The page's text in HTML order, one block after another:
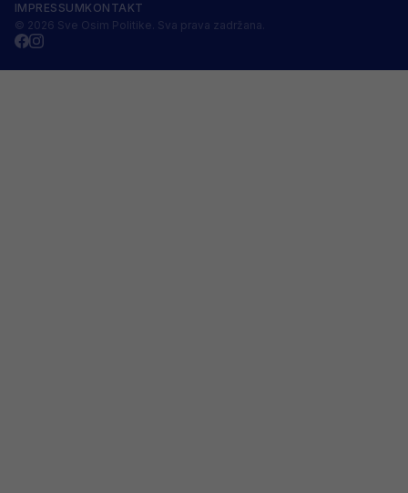
IMPRESSUMKONTAKT
© 2026 Sve Osim Politike. Sva prava zadržana.